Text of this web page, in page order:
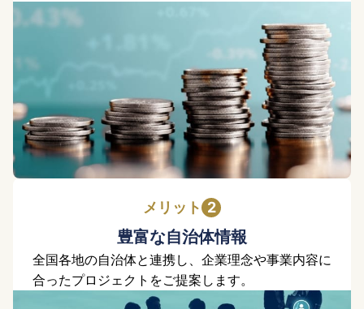
メリット
豊富な自治体情報
全国各地の自治体と連携し、企業理念や事業内容に
合ったプロジェクトをご提案します。